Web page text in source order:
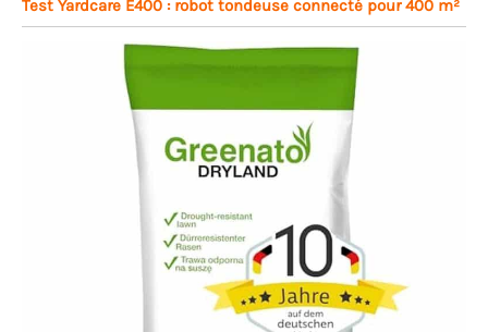
Test Yardcare E400 : robot tondeuse connecté pour 400 m²